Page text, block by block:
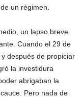
un régimen.
un lapso breve
Cuando el 29 de
después de propiciar
la investidura
abrigaban la
Pero nada de